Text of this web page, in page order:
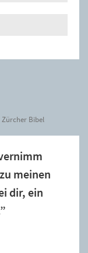
Zürcher Bibel
meinen
dir, ein